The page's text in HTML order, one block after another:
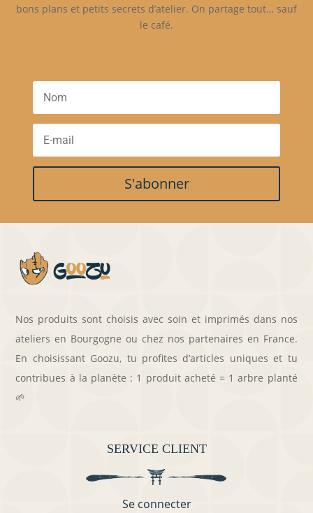
bons plans et petits secrets d’atelier. On partage tout… sauf
le café.
S'abonner
Nos produits sont choisis avec soin et imprimés dans nos
ateliers en Bourgogne ou chez nos partenaires en France.
En choisissant Goozu, tu profites d’articles uniques et tu
contribues à la planète : 1 produit acheté = 1 arbre planté
🌱
SERVICE CLIENT
Se connecter